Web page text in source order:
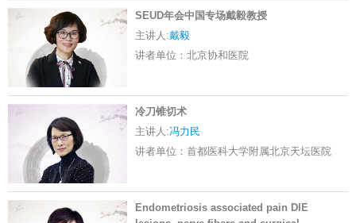
SEUD年会中国专场戴毅教授
主讲人:戴毅
讲者单位： 北京协和医院
冷刀锥切术
主讲人:冯力民
讲者单位： 首都医科大学附属北京天坛医院
Endometriosis associated pain DIE